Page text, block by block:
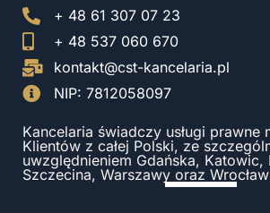
+ 48 61 307 07 23
+ 48 537 060 670
kontakt@cst-kancelaria.pl
NIP: 7812058097
Kancelaria świadczy usługi prawne
Klientów z całej Polski, ze
uwzględnieniem Gdańska, Katowic,
Szczecina, Warszawy oraz